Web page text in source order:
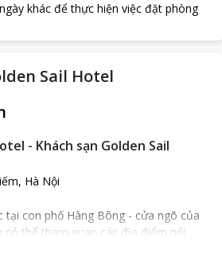
khác để thực hiện việc đặt phòng
Sail Hotel
- Khách sạn Golden Sail
Hà Nội
tại con phố Hàng Bông - cửa ngõ của
có thể tham quan các địa điểm nổi
Thăng Long chỉ 200 m, cách chợ